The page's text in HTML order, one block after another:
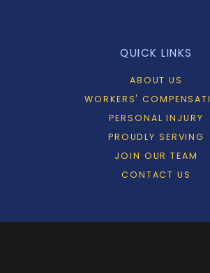
QUICK LINKS
ABOUT US
WORKERS'
PERSONAL INJURY
PROUDLY SERVING
JOIN OUR TEAM
CONTACT US